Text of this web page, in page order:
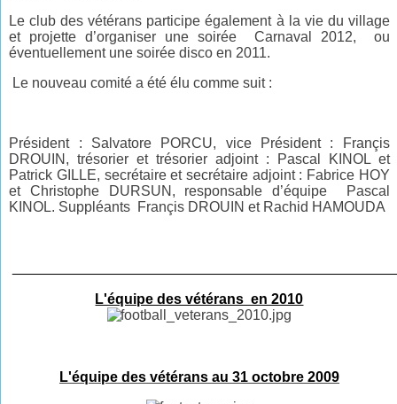
Le club des vétérans participe également à la vie du village
et projette d’organiser une soirée Carnaval 2012, ou
éventuellement une soirée disco en 2011.
Le nouveau comité a été élu comme suit :
Président : Salvatore PORCU, vice Président : Françis
DROUIN, trésorier et trésorier adjoint : Pascal KINOL et
Patrick GILLE, secrétaire et secrétaire adjoint : Fabrice HOY
et Christophe DURSUN, responsable d’équipe Pascal
KINOL. Suppléants Françis DROUIN et Rachid HAMOUDA
L'équipe des vétérans en 2010
L'équipe des vétérans au 31 octobre 2009